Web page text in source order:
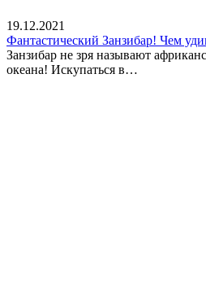
19.12.2021
Фантастический Занзибар! Чем
Занзибар не зря называют
океана! Искупаться в…